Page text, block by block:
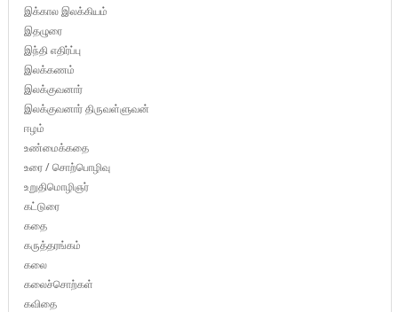
இக்கால இலக்கியம்
இதழுரை
இந்தி எதிர்ப்பு
இலக்கணம்
இலக்குவனார்
இலக்குவனார் திருவள்ளுவன்
ஈழம்
உண்மைக்கதை
உரை / சொற்பொழிவு
உறுதிமொழிஞர்
கட்டுரை
கதை
கருத்தரங்கம்
கலை
கலைச்சொற்கள்
கவிதை